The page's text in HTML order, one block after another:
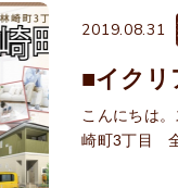
2019.08.31
■イク
こんにちは
崎町3丁目